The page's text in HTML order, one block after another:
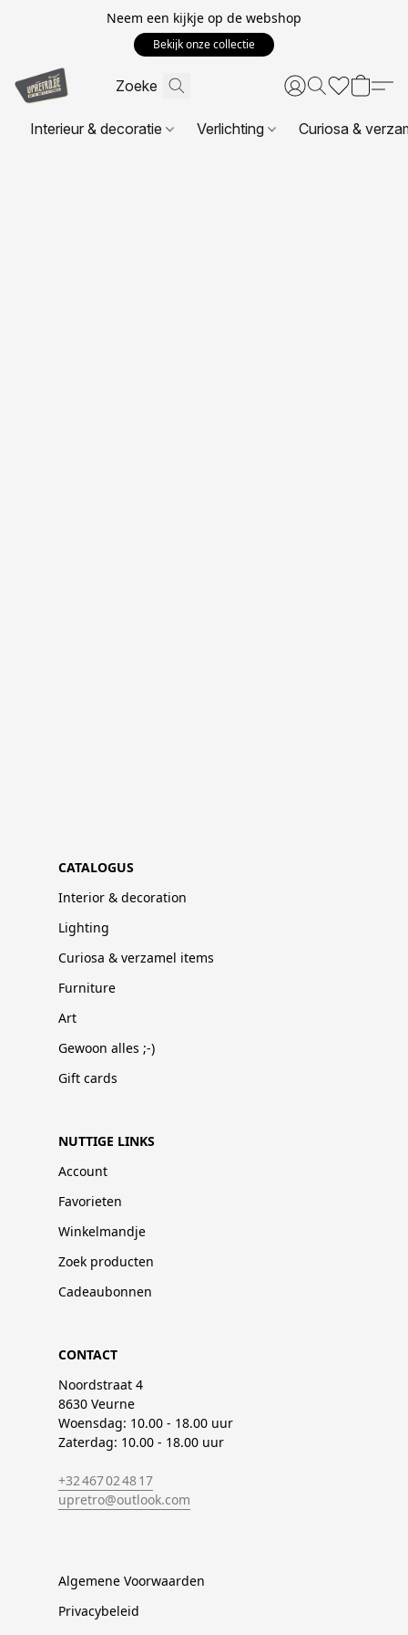
Neem een kijkje op de webshop
Bekijk onze collectie
Interieur & decoratie Verlichting Curiosa &
CATALOGUS
Interior & decoration
Lighting
Curiosa & verzamel items
Furniture
Art
Gewoon alles ;-)
Gift cards
NUTTIGE LINKS
Account
Favorieten
Winkelmandje
Zoek producten
Cadeaubonnen
CONTACT
Noordstraat 4
8630 Veurne
Woensdag: 10.00 - 18.00 uur
Zaterdag: 10.00 - 18.00 uur
+32 467 02 48 17
upretro@outlook.com
Algemene Voorwaarden
Privacybeleid